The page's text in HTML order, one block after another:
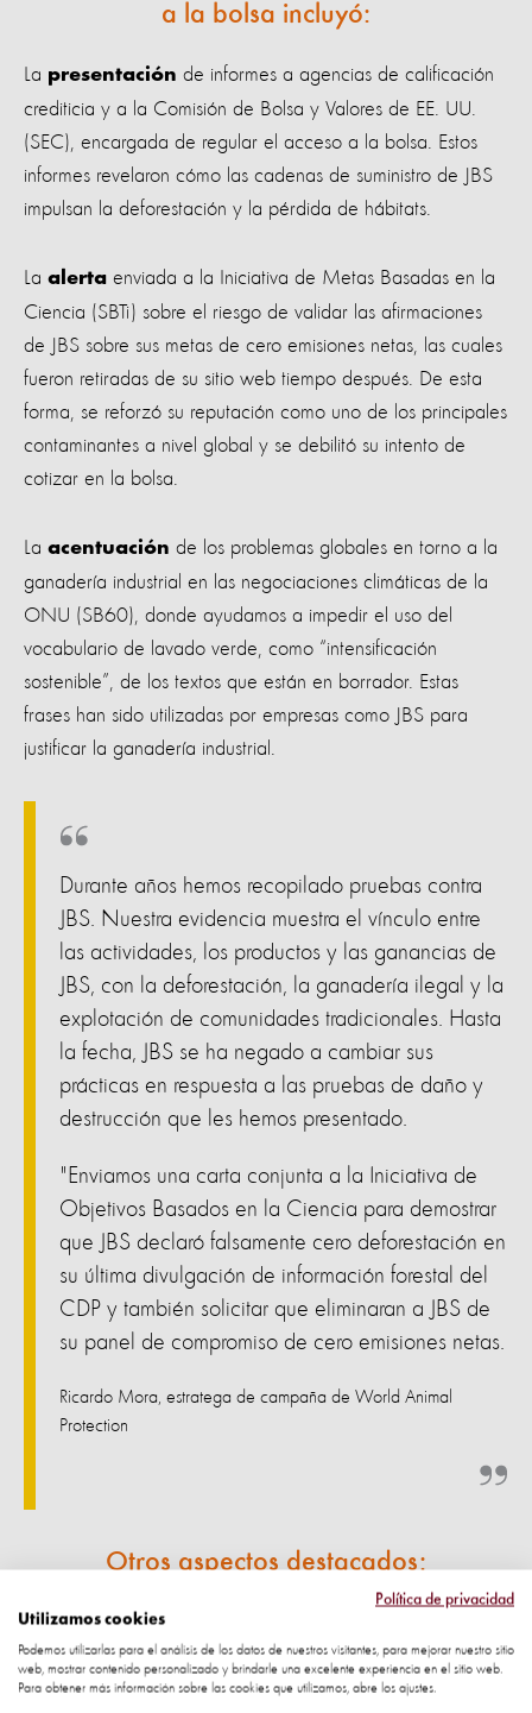
a la bolsa incluyó:
La presentación de informes a agencias de calificación
crediticia y a la Comisión de Bolsa y Valores de EE. UU.
(SEC), encargada de regular el acceso a la bolsa. Estos
informes revelaron cómo las cadenas de suministro de JBS
impulsan la deforestación y la pérdida de hábitats.
La alerta enviada a la Iniciativa de Metas Basadas en la
Ciencia (SBTi) sobre el riesgo de validar las afirmaciones
de JBS sobre sus metas de cero emisiones netas, las cuales
fueron retiradas de su sitio web tiempo después. De esta
forma, se reforzó su reputación como uno de los principales
contaminantes a nivel global y se debilitó su intento de
cotizar en la bolsa.
La acentuación de los problemas globales en torno a la
ganadería industrial en las negociaciones climáticas de la
ONU (SB60), donde ayudamos a impedir el uso del
vocabulario de lavado verde, como “intensificación
sostenible”, de los textos que están en borrador. Estas
frases han sido utilizadas por empresas como JBS para
justificar la ganadería industrial.
Durante años hemos recopilado pruebas contra
JBS. Nuestra evidencia muestra el vínculo entre
las actividades, los productos y las ganancias de
JBS, con la deforestación, la ganadería ilegal y la
explotación de comunidades tradicionales. Hasta
la fecha, JBS se ha negado a cambiar sus
prácticas en respuesta a las pruebas de daño y
destrucción que les hemos presentado.
"Enviamos una carta conjunta a la Iniciativa de
Objetivos Basados en la Ciencia para demostrar
que JBS declaró falsamente cero deforestación en
su última divulgación de información forestal del
CDP y también solicitar que eliminaran a JBS de
su panel de compromiso de cero emisiones netas.
Ricardo Mora, estratega de campaña de World Animal
Protection
Otros aspectos destacados:
La reunióncon el director de sostenibilidad de JBS para
discutir sus últimas políticas de deforestación, revelando así
su perspectiva sobre sus planes de expansión. Esta
Política de privacidad
Utilizamos cookies
Podemos utilizarlas para el análisis de los datos de nuestros visitantes, para mejorar nuestro sitio
web, mostrar contenido personalizado y brindarle una excelente experiencia en el sitio web.
Para obtener más información sobre las cookies que utilizamos, abre los ajustes.